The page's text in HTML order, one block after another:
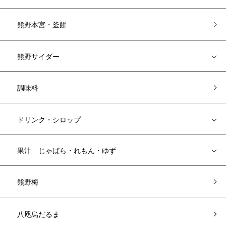
熊野本宮・釜餅
熊野サイダー
調味料
ドリンク・シロップ
果汁 じゃばら・れもん・ゆず
熊野梅
八咫烏だるま